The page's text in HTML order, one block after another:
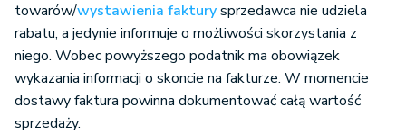
towarów/wystawienia fakturysprzedawca nie udziela
rabatu, a jedynie informuje o możliwości skorzystania z
niego. Wobec powyższego podatnik ma obowiązek
wykazania informacji o skoncie na fakturze. W momencie
dostawy faktura powinna dokumentować całą wartość
sprzedaży.